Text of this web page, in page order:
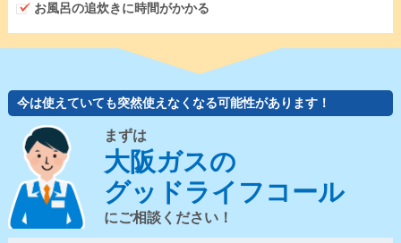
お風呂の追炊きに時間がかかる
今は使えていても突然使えなくなる可能性があります！
まずは
大阪ガスの
グッドライフコール
にご相談ください！